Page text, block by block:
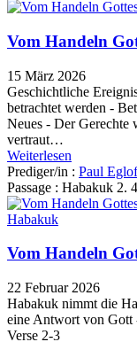
Vom Handeln
15 März 2026
Geschichtliche
betrachtet werden -
Neues - Der
vertraut…
Weiterlesen
Prediger/in : Paul
Passage : Habakuk 2.
Habakuk
Vom Handeln
22 Februar 2026
Habakuk nimmt die
eine Antwort von Gott
Verse 2-3